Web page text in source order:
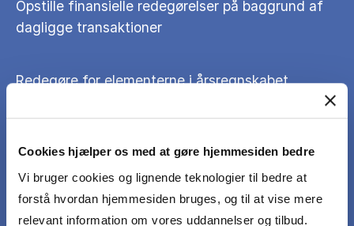
Cookies hjælper os med at gøre hjemmesiden bedre
Vi bruger cookies og lignende teknologier til bedre at
forstå hvordan hjemmesiden bruges, og til at vise mere
relevant information om vores uddannelser og tilbud.
Opstille finansielle redegørelser på baggrund af
dagligge transaktioner
Redegøre for elementerne i årsregnskabet
Sammenligne informationsindholdet af
regnskaber baseret på forskellige
regnskabsteorier (præstationsorienteret og
formueorienteret) eller forskellige regnskabsvalg